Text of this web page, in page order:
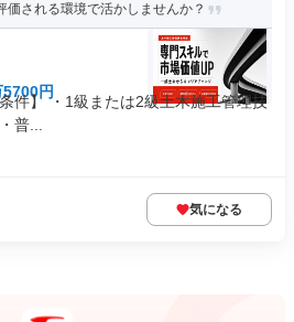
価される環境で活かしませんか？
円
件】 ・1級または2級土木施工管理技
普...
気になる